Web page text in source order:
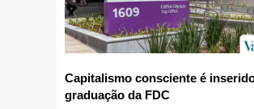
Capitalismo consciente é
graduação da FDC